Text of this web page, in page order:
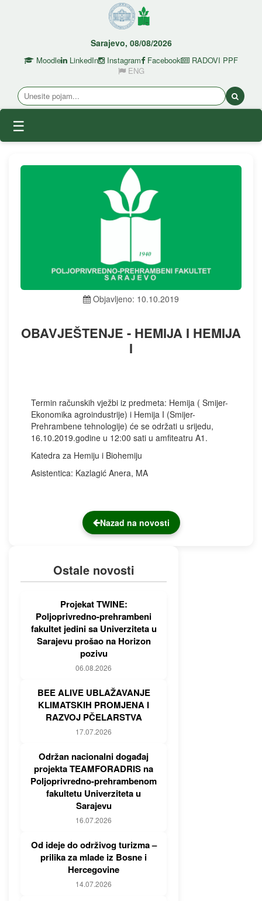
Sarajevo, 08/08/2026
Moodle LinkedIn Instagram Facebook
RADOVI PPF
ENG
☰
Objavljeno: 10.10.2019
OBAVJEŠTENJE - HEMIJA I HEMIJA
I
Termin računskih vježbi iz predmeta: Hemija ( Smijer-
Ekonomika agroindustrije) i Hemija I (Smijer-
Prehrambene tehnologije) će se održati u srijedu,
16.10.2019.godine u 12:00 sati u amfiteatru A1.
Katedra za Hemiju i Biohemiju
Asistentica: Kazlagić Anera, MA
Nazad na novosti
Ostale novosti
Projekat TWINE:
Poljoprivredno-prehrambeni
fakultet jedini sa Univerziteta u
Sarajevu prošao na Horizon
pozivu
06.08.2026
BEE ALIVE UBLAŽAVANJE
KLIMATSKIH PROMJENA I
RAZVOJ PČELARSTVA
17.07.2026
Održan nacionalni događaj
projekta TEAMFORADRIS na
Poljoprivredno-prehrambenom
fakultetu Univerziteta u
Sarajevu
16.07.2026
Od ideje do održivog turizma –
prilika za mlade iz Bosne i
Hercegovine
14.07.2026